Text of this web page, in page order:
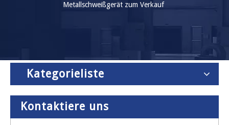
Metallschweißgerät zum Verkauf
Kategorieliste
Kontaktiere uns